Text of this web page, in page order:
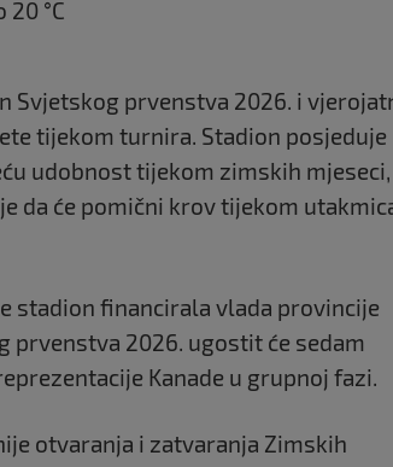
20 °C
Svjetskog prvenstva 2026. i
tijekom turnira. Stadion posjeduje
udobnost tijekom zimskih
da će pomični krov tijekom
stadion financirala vlada provincije
prvenstva 2026. ugostit će sedam
Kanade u grupnoj fazi.
otvaranja i zatvaranja Zimskih